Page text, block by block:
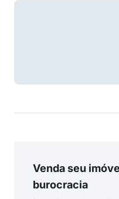
Venda seu
burocracia